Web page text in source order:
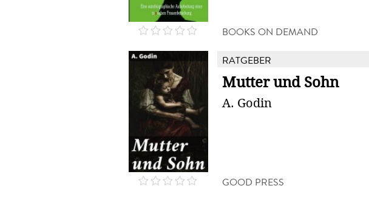
BOOKS ON DEMAND
RATGEBER
Mutter und Sohn
A. Godin
GOOD PRESS